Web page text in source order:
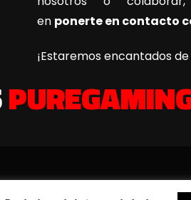
en ponerte en contacto
¡Estaremos encantados